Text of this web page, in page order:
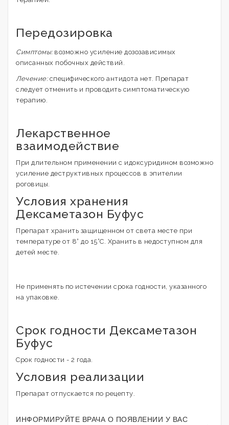
Передозировка
Симптомы:возможно усиление дозозависимых
описанных побочных действий.
Лечение:специфического антидота нет. Препарат
следует отменить и проводить симптоматическую
терапию.
Лекарственное
взаимодействие
При длительном применении с идоксуридином возможно
усиление деструктивных процессов в эпителии
роговицы.
Условия хранения
Дексаметазон Буфус
Препарат хранить защищенном от света месте при
температуре от 8° до 15°С. Хранить в недоступном для
детей месте.
Не применять по истечении срока годности, указанного
на упаковке.
Срок годности Дексаметазон
Буфус
Срок годности - 2 года.
Условия реализации
Препарат отпускается по рецепту.
ИНФОРМИРУЙТЕ ВРАЧА О ПОЯВЛЕНИИ У ВАС